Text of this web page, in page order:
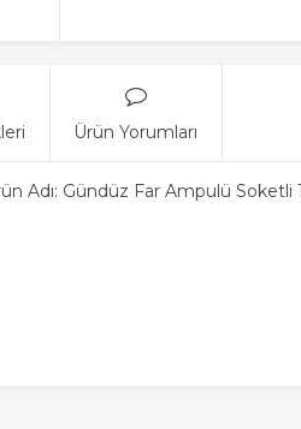
Ürün Yorumları
Adı: Gündüz Far Ampulü